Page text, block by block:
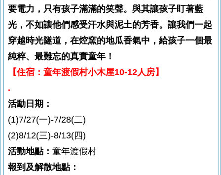
要電力，只有孩子滿滿的笑聲。與其讓孩子盯著藍
光，不如讓他們感受汗水與泥土的芳香。讓我們一起
穿越時光隧道，在焢窯的地瓜香氣中，給孩子一個最
純粹、最難忘的真實童年！
【住宿：童年渡假村小木屋10-12人房】
.
活動日期：
(1)7/27(一)-7/28(二)
(2)8/12(三)-8/13(四)
活動地點： 童年渡假村
報到及解散地點：